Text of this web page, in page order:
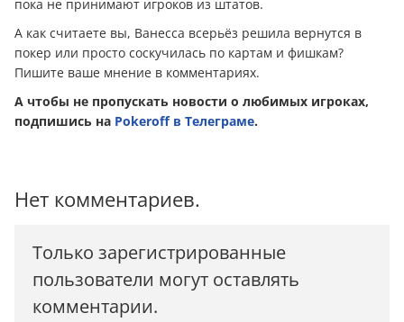
пока не принимают игроков из штатов.
А как считаете вы, Ванесса всерьёз решила вернутся в
покер или просто соскучилась по картам и фишкам?
Пишите ваше мнение в комментариях.
А чтобы не пропускать новости о любимых игроках,
подпишись на Pokeroff в Телеграме.
Нет комментариев.
Только зарегистрированные
пользователи могут оставлять
комментарии.